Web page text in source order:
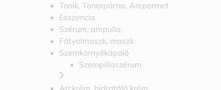
Tonik, Tonerpárna, Arcpermet
Esszencia
Szérum, ampulla
Fátyolmaszk, maszk
Szemkörnyékápoló
Szempillaszérum
Arckrém, hidratáló krém